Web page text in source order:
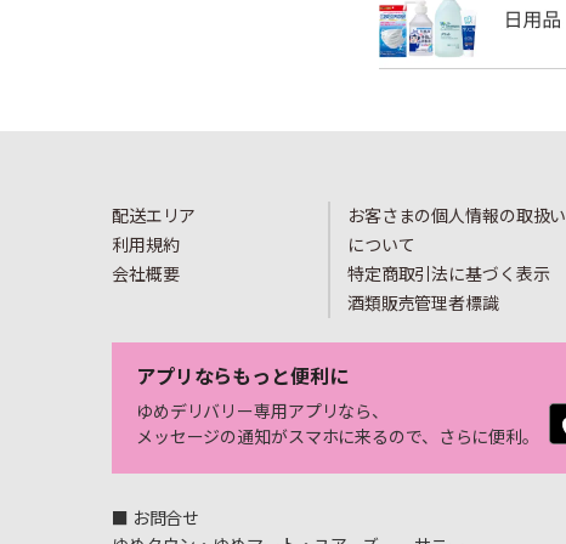
配送エリア
利用規約
会社概要
お客さまの個人情報の取扱い
について
特定商取引法に基づく表示
酒類販売管理者標識
アプリならもっと便利に
ゆめデリバリー専用アプリなら、
メッセージの通知がスマホに来るので、さらに便利。
■ お問合せ